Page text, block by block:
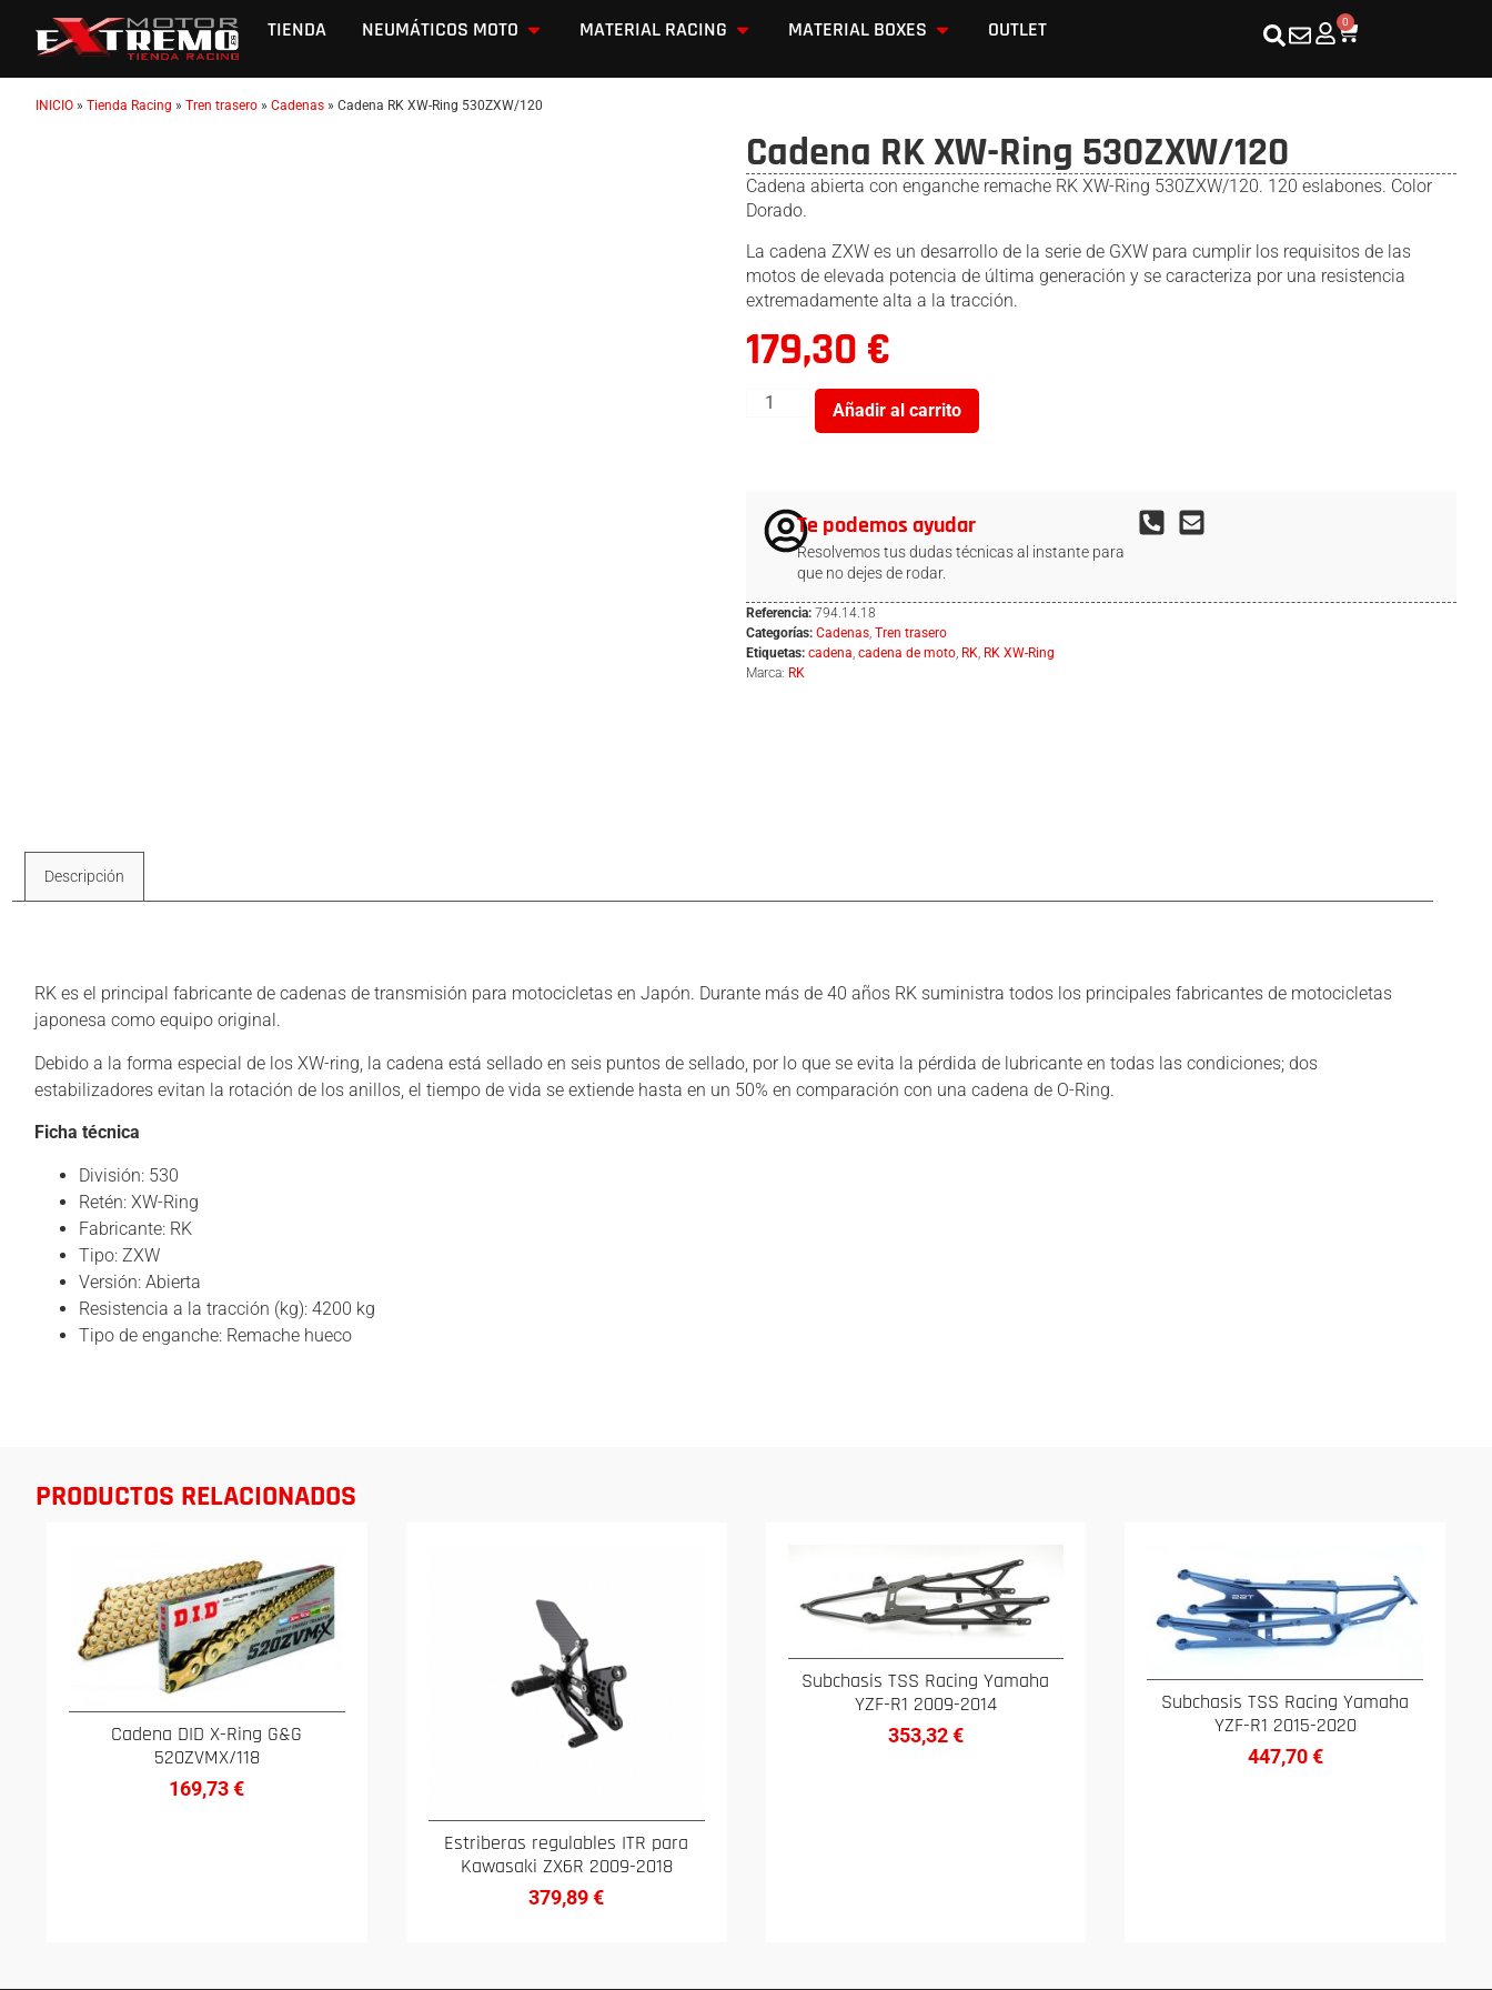
TIENDA NEUMÁTICOS MOTO MATERIAL RACING MATERIAL BOXES OUTLET 0
INICIO » Tienda Racing » Tren trasero » Cadenas » Cadena RK XW-Ring 530ZXW/120
Cadena RK XW-Ring 530ZXW/120
Cadena abierta con enganche remache RK XW-Ring 530ZXW/120. 120 eslabones. Color
Dorado.
La cadena ZXW es un desarrollo de la serie de GXW para cumplir los requisitos de las
motos de elevada potencia de última generación y se caracteriza por una resistencia
extremadamente alta a la tracción.
179,30 €
Añadir al carrito
Te podemos ayudar
Resolvemos tus dudas técnicas al instante para
que no dejes de rodar.
Referencia: 794.14.18
Categorías: Cadenas, Tren trasero
Etiquetas: cadena, cadena de moto, RK, RK XW-Ring
Marca: RK
Descripción
RK es el principal fabricante de cadenas de transmisión para motocicletas en Japón. Durante más de 40 años RK suministra todos los principales fabricantes de motocicletas
japonesa como equipo original.
Debido a la forma especial de los XW-ring, la cadena está sellado en seis puntos de sellado, por lo que se evita la pérdida de lubricante en todas las condiciones; dos
estabilizadores evitan la rotación de los anillos, el tiempo de vida se extiende hasta en un 50% en comparación con una cadena de O-Ring.
Ficha técnica
División: 530
Retén: XW-Ring
Fabricante: RK
Tipo: ZXW
Versión: Abierta
Resistencia a la tracción (kg): 4200 kg
Tipo de enganche: Remache hueco
PRODUCTOS RELACIONADOS
Cadena DID X-Ring G&G
520ZVMX/118
169,73€
Estriberas regulables ITR para
Kawasaki ZX6R 2009-2018
379,89€
Subchasis TSS Racing Yamaha
YZF-R1 2009-2014
353,32€
Subchasis TSS Racing Yamaha
YZF-R1 2015-2020
447,70€